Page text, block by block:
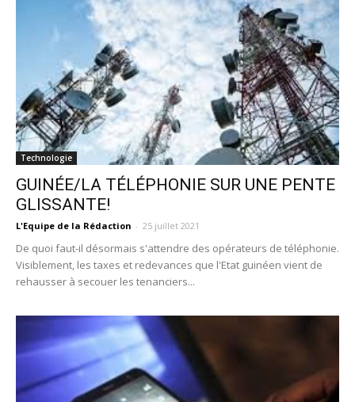
Technologie
GUINÉE/LA TÉLÉPHONIE SUR UNE PENTE
GLISSANTE!
L'Equipe de la Rédaction - 25 juillet 2021
De quoi faut-il désormais s'attendre des opérateurs de téléphonie.
Visiblement, les taxes et redevances que l'Etat guinéen vient de
rehausser à secouer les tenanciers...